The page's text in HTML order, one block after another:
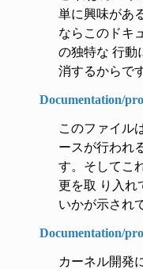
単に興味があ
ならこのドキ
の独特な 行動
消するからで
Documentation/
このファイル
ースが行われ
す。そしてこ
更を取 り入れ
いかが示され
Documentation/
カーネル開発